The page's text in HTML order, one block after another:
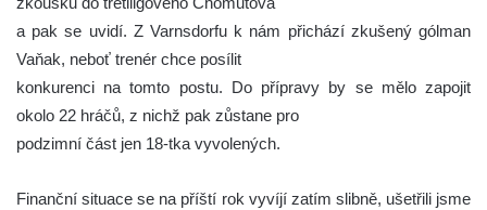
a pak se uvidí. Z Varnsdorfu k nám přichází zkušený gólman
Vaňak, neboť trenér chce posílit
konkurenci na tomto postu. Do přípravy by se mělo zapojit
okolo 22 hráčů, z nichž pak zůstane pro
podzimní část jen 18-tka vyvolených.
Finanční situace se na příští rok vyvíjí zatím slibně, ušetřili jsme